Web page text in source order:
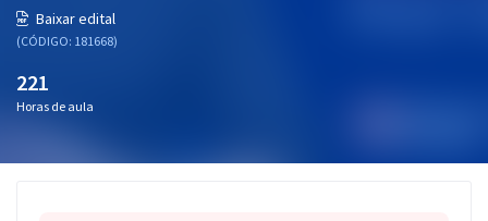
Atendimento
Baixar edital
(CÓDIGO: 181668)
221
Horas de aula